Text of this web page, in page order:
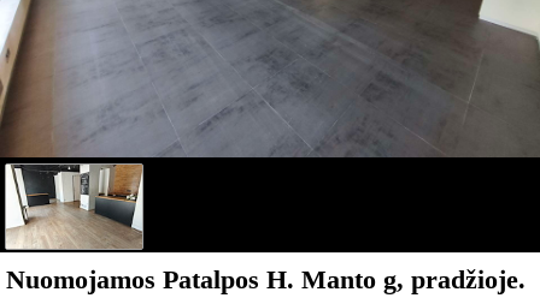
Nuomojamos Patalpos H. Manto g, pradžioje.